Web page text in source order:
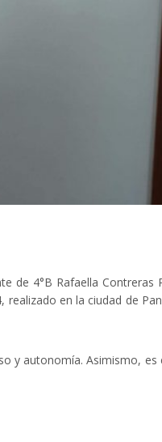
de 4°B Rafaella Contreras
en la ciudad de
y autonomía. Asimismo, es